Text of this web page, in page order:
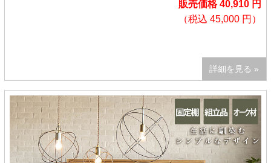
販売価格 40,910 円
（税込 45,000 円）
詳細を見る »